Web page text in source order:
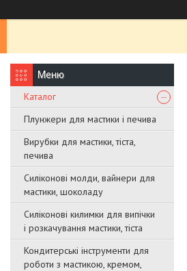
Каталог
Плунжери для мастики і печива
Вирубки для мастики, тіста,
печива
Силіконові молди, вайнери для
мастики, шоколаду
Силіконові килимки для випічки
і розкачування мастики, тіста
Кондитерські інструменти для
роботи з мастикою, кремом,